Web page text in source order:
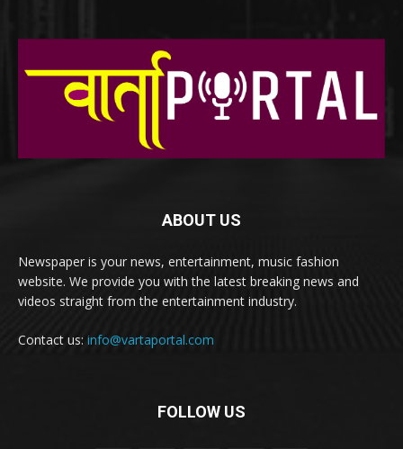
ABOUT US
Newspaper is your news, entertainment, music fashion
website. We provide you with the latest breaking news and
videos straight from the entertainment industry.
Contact us: info@vartaportal.com
FOLLOW US